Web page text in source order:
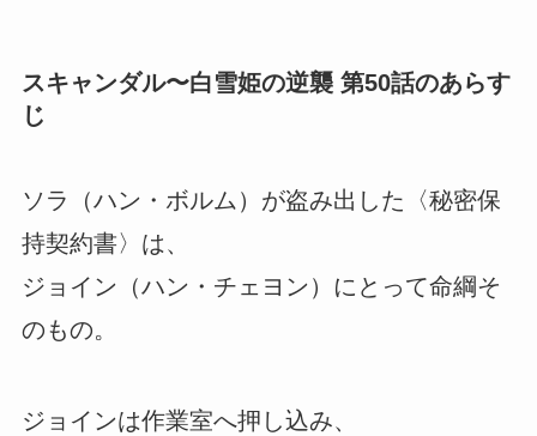
スキャンダル〜白雪姫の逆襲 第50話のあらす
じ
ソラ（ハン・ボルム）が盗み出した〈秘密保
持契約書〉は、
ジョイン（ハン・チェヨン）にとって命綱そ
のもの。
ジョインは作業室へ押し込み、